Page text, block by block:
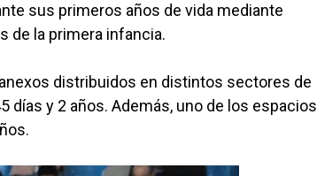
sus primeros años de vida mediante
de la primera infancia.
distribuidos en distintos sectores de
días y 2 años. Además, uno de los espacios